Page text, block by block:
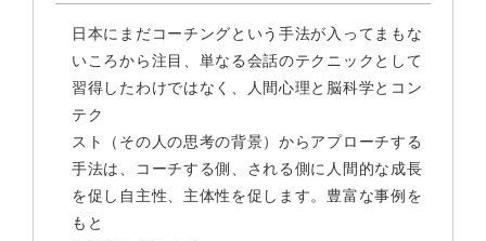
日本にまだコーチングという手法が入ってまもな
いころから注目、単なる会話のテクニックとして
習得したわけではなく、人間心理と脳科学とコン
テク
スト（その人の思考の背景）からアプローチする
手法は、コーチする側、される側に人間的な成長
を促し自主性、主体性を促します。豊富な事例を
もと